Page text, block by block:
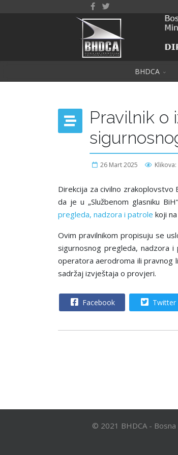
BHDCA
Pravilnik o
26 Mart 2025
Direkcija za civilno
da je u „Službenom glasniku
pregleda, nadzora i patrole koji
Ovim pravilnikom propisuju se
sigurnosnog pregleda, nadzora
operatora aerodroma ili pravnog
sadržaj izvještaja o provjeri.
Facebook Twitter
© 2021 BHDCA - Bosna